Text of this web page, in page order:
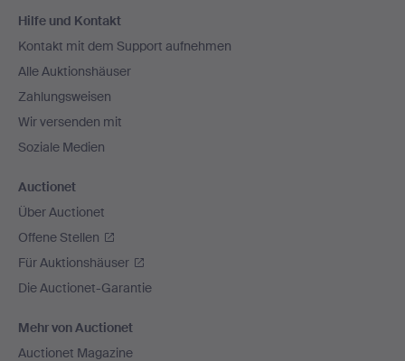
Navigation
Hilfe und Kontakt
Kontakt mit dem Support aufnehmen
Alle Auktionshäuser
Zahlungsweisen
Wir versenden mit
Soziale Medien
Auctionet
Über Auctionet
Offene Stellen
Für Auktionshäuser
Die Auctionet-Garantie
Mehr von Auctionet
Auctionet Magazine